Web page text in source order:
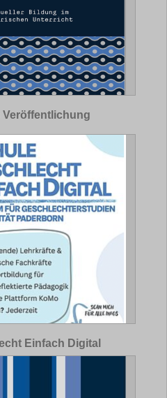
Einfach Digital